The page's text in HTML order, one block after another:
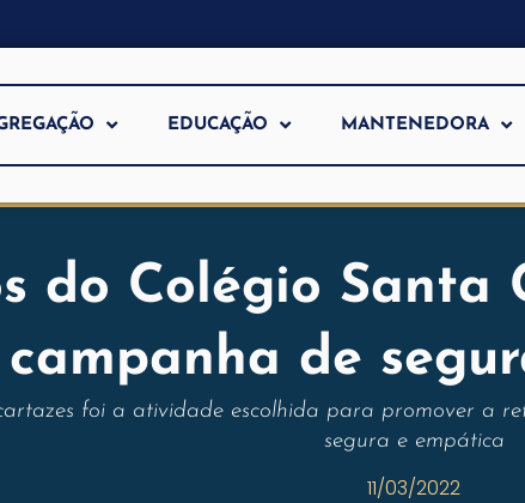
EDUCAÇÃO MANTENEDORA
do Colégio Santa
campanha de
foi a atividade escolhida para promover a
segura e empática
11/03/2022